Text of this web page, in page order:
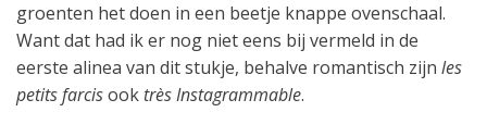
groenten het doen in een beetje knappe ovenschaal.
Want dat had ik er nog niet eens bij vermeld in de
eerste alinea van dit stukje, behalve romantisch zijn les
petits farcisook très Instagrammable.